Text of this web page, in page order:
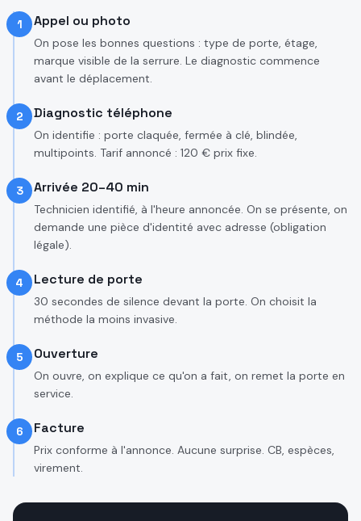
1 Appel ou photo
On pose les bonnes questions : type de porte, étage,
marque visible de la serrure. Le diagnostic commence
avant le déplacement.
2 Diagnostic téléphone
On identifie : porte claquée, fermée à clé, blindée,
multipoints. Tarif annoncé : 120 € prix fixe.
3 Arrivée 20–40 min
Technicien identifié, à l'heure annoncée. On se présente, on
demande une pièce d'identité avec adresse (obligation
légale).
4 Lecture de porte
30 secondes de silence devant la porte. On choisit la
méthode la moins invasive.
5 Ouverture
On ouvre, on explique ce qu'on a fait, on remet la porte en
service.
6 Facture
Prix conforme à l'annonce. Aucune surprise. CB, espèces,
virement.